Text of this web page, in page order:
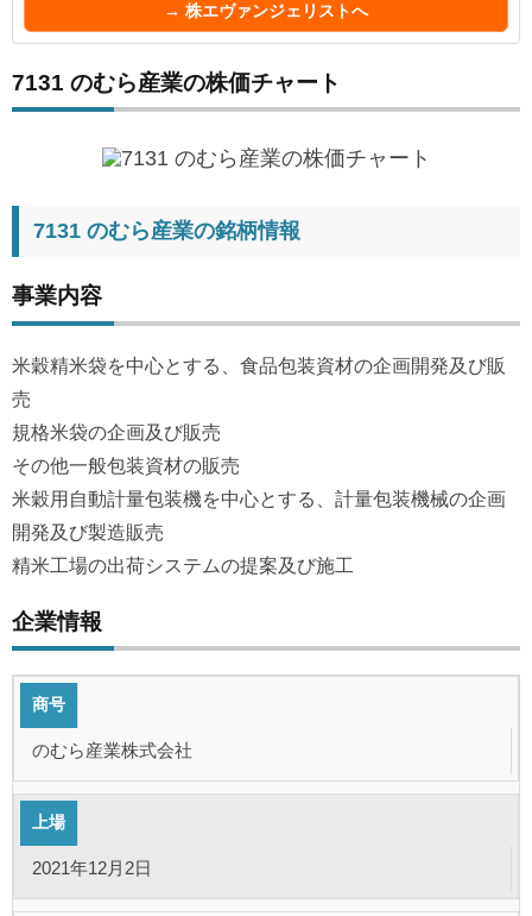
→ 株エヴァンジェリストへ
7131 のむら産業の株価チャート
7131 のむら産業の銘柄情報
事業内容
米穀精米袋を中心とする、食品包装資材の企画開発及び販
売
規格米袋の企画及び販売
その他一般包装資材の販売
米穀用自動計量包装機を中心とする、計量包装機械の企画
開発及び製造販売
精米工場の出荷システムの提案及び施工
企業情報
商号
のむら産業株式会社
上場
2021年12月2日